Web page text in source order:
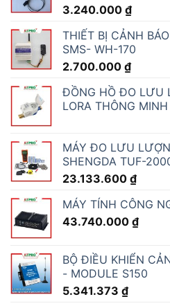
3.240.000 ₫
THIẾT BỊ CẢNH
SMS- WH-170
2.700.000 ₫
ĐỒNG HỒ ĐO LƯU
LORA THÔNG MINH
MÁY ĐO LƯU
SHENGDA TUF-
23.133.600 ₫
MÁY TÍNH CÔNG
43.740.000 ₫
BỘ ĐIỀU KHIỂN
- MODULE S150
5.341.373 ₫